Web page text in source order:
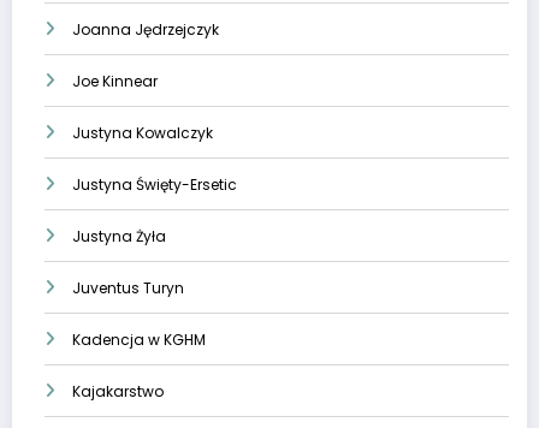
Joanna Jędrzejczyk
Joe Kinnear
Justyna Kowalczyk
Justyna Święty-Ersetic
Justyna Żyła
Juventus Turyn
Kadencja w KGHM
Kajakarstwo